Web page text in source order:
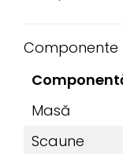
Componente
Masă
Scaune